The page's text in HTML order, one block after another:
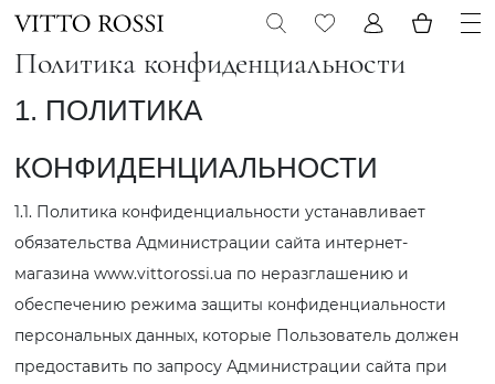
Политика конфиденциальности
1. ПОЛИТИКА
КОНФИДЕНЦИАЛЬНОСТИ
1.1. Политика конфиденциальности устанавливает
обязательства Администрации сайта интернет-
магазина www.vittorossi.ua по неразглашению и
обеспечению режима защиты конфиденциальности
персональных данных, которые Пользователь должен
предоставить по запросу Администрации сайта при